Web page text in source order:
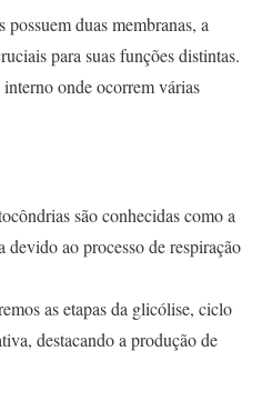
duas membranas, a
para suas funções distintas.
onde ocorrem várias
são conhecidas como a
devido ao processo de respiração
as etapas da glicólise, ciclo
destacando a produção de